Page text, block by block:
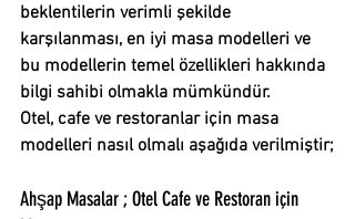
beklentilerin verimli şekilde
karşılanması, en iyi masa modelleri ve
bu modellerin temel özellikleri hakkında
bilgi sahibi olmakla mümkündür.
Otel, cafe ve restoranlar için masa
modelleri nasıl olmalı aşağıda verilmiştir;
Ahşap Masalar ; Otel Cafe ve Restoran için